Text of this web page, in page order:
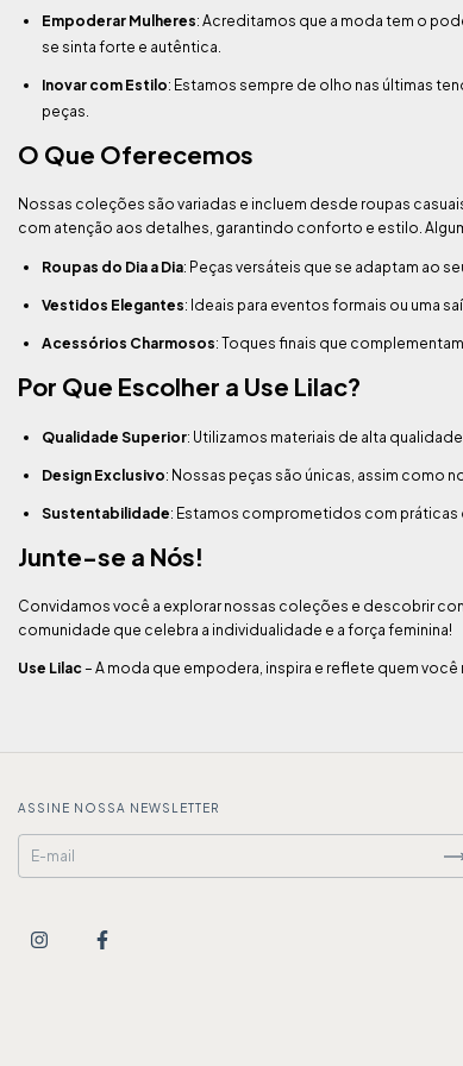
Empoderar Mulheres: Acreditamos que a moda tem o
se sinta forte e autêntica.
Inovar com Estilo: Estamos sempre de olho nas últimas
peças.
O Que Oferecemos
Nossas coleções são variadas e incluem desde roupas
com atenção aos detalhes, garantindo conforto e estilo.
Roupas do Dia a Dia: Peças versáteis que se adaptam ao
Vestidos Elegantes: Ideais para eventos formais ou uma
Acessórios Charmosos: Toques finais que
Por Que Escolher a Use Lilac?
Qualidade Superior: Utilizamos materiais de alta
Design Exclusivo: Nossas peças são únicas, assim como
Sustentabilidade: Estamos comprometidos com práticas
Junte-se a Nós!
Convidamos você a explorar nossas coleções e descobrir
comunidade que celebra a individualidade e a força feminina!
Use Lilac– A moda que empodera, inspira e reflete quem você
ASSINE NOSSA NEWSLETTER